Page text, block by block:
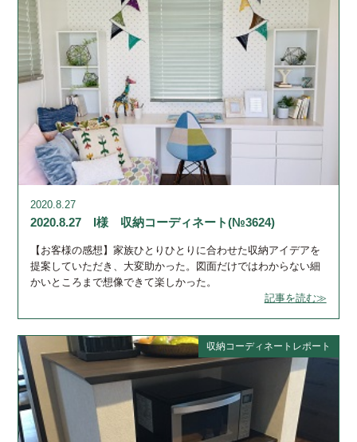
2020.8.27
2020.8.27 I様 収納コーディネート(№3624)
【お客様の感想】家族ひとりひとりに合わせた収納アイデアを
提案していただき、大変助かった。図面だけではわからない細
かいところまで想像できて楽しかった。
記事を読む≫
収納コーディネートレポート